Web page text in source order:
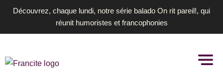
Aller
contenu
Découvrez, chaque lundi, notre série balado On rit pareil!, qui
réunit humoristes et francophonies